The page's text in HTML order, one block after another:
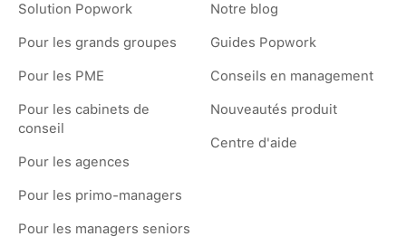
Solution Popwork
Pour les grands groupes
Pour les PME
Pour les cabinets de
conseil
Pour les agences
Pour les primo-managers
Pour les managers seniors
Notre blog
Guides Popwork
Conseils en management
Nouveautés produit
Centre d'aide